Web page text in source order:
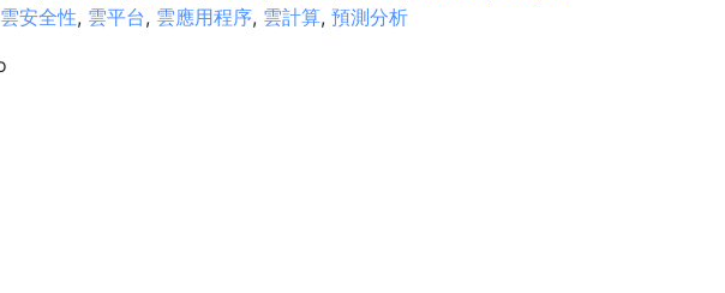
雲安全性, 雲平台, 雲應用程序, 雲計算, 預測分析